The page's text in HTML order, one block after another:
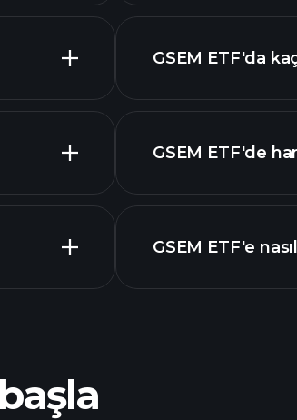
GSEM ETF'da
GSEM ETF'de
GSEM ETF'e